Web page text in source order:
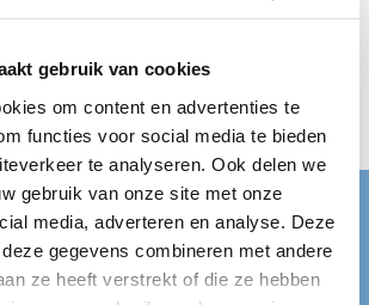
gebruik van cookies
om content en advertenties te
functies voor social media te bieden
te analyseren. Ook delen we
gebruik van onze site met onze
media, adverteren en analyse. Deze
gegevens combineren met andere
ze heeft verstrekt of die ze hebben
van
(BLS),
Raad (NRR)